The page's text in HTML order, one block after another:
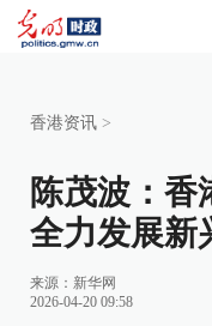
香港资讯 >
陈茂波：香
全力发展新
来源： 新华网
2026-04-20 09:58